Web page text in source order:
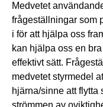
Medvetet
frågeställningar som
i för att hjälpa oss
kan hjälpa oss en
effektivt sätt.
medvetet styrmedel
hjärna/sinne att flytta
strömmen av